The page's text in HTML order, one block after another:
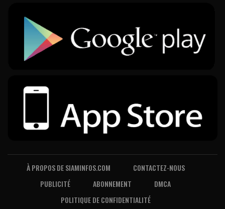
À PROPOS DE SIAMINFOS.COM
CONTACTEZ-NOUS
PUBLICITÉ
ABONNEMENT
DMCA
POLITIQUE DE CONFIDENTIALITÉ